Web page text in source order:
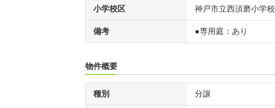
小学校区 神戸市立西須磨小学校
備考 ●専用庭：あり
物件概要
種別 分譲